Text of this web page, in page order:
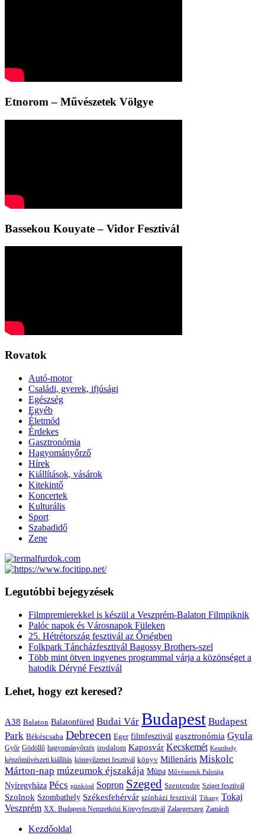
Etnorom – Művészetek Völgye
Bassekou Kouyate – Vidor Fesztivál
Rovatok
Autó-motor
Családi, gyerek, ifjúsági
Egészség
Egyéb
Életmód
Érdekes
Gasztronómia
Hagyományőrző
Hírek
Kiállítások, vásárok
Kitekintő
Koncertek
Kulturális
Sport
Szabadidő
Zene
Legutóbbi bejegyzések
Filmpremierekkel is készül a Veszprém-Balaton Filmpiknik
Palóc napok és Városnapok Füleken
25. Hétrétország fesztivál az Őrségben
Folkpark Táncházfesztivál Bagossy Brothers-szel
Több mint ötven ingyenes programmal várja a közönséget a
hatodik Déryné Fesztivál
Lehet, hogy ezt keresed?
A38 Balaton Balatonfüred Budai Vár Budapest Budapest
Park Békéscsaba Debrecen Eger filmfesztivál gasztronómia Gyula
Győr Gödöllő hagyományőrzés irodalom Kaposvár Kecskemét Keszthely
képzőművészeti kiállítás könnyűzenei fesztivál könyv Millenáris Miskolc
Márton-nap múzeumok éjszakája Müpa Művészetek Palotája
Nyíregyháza Pécs pünkösd Sopron Szeged Szentendre Sziget fesztivál
Szolnok Szombathely Székesfehérvár színházi fesztivál Tihany Tokaj
Veszprém XX. Budapesti Nemzetközi Könyvfesztivál Zalaegerszeg Zamárdi
Kezdőoldal